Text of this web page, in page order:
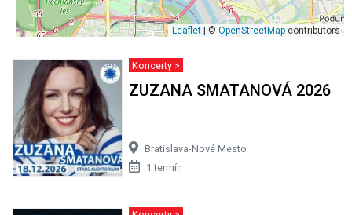
Leaflet | © OpenStreetMap contributors
Koncerty >
ZUZANA SMATANOVÁ 2026
Bratislava-Nové Mesto
1 termín